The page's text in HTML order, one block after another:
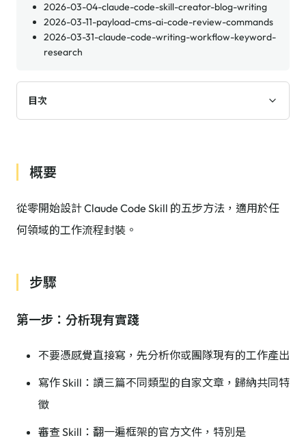
2026-03-04-claude-code-skill-creator-blog-writing
2026-03-11-payload-cms-ai-code-review-commands
2026-03-31-claude-code-writing-workflow-keyword-
research
目次
概要
從零開始設計 Claude Code Skill 的五步方法，適用於任
何領域的工作流程封裝。
步驟
第一步：分析現有實踐
不要憑感覺直接寫，先分析你或團隊現有的工作產出
寫作 Skill：讀三篇不同類型的自家文章，歸納共同特
徵
審查 Skill：翻一遍框架的官方文件，特別是